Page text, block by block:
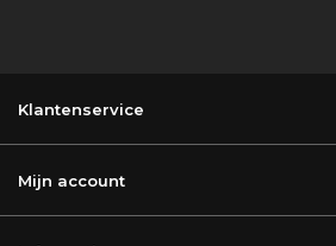
Klantenservice
Mijn account